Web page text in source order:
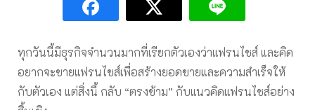
ทุกวันนี้มีธุรกิจจำนวนมากที่เรียกตัวเองว่าแฟรนไชส์ และคิด
อยากจะขายแฟรนไชส์เพื่อสร้างยอดขายและความสำเร็จให้
กับตัวเอง แต่สิ่งนี้ กลับ “ตรงข้าม” กับแนวคิดแฟรนไชส์อย่าง